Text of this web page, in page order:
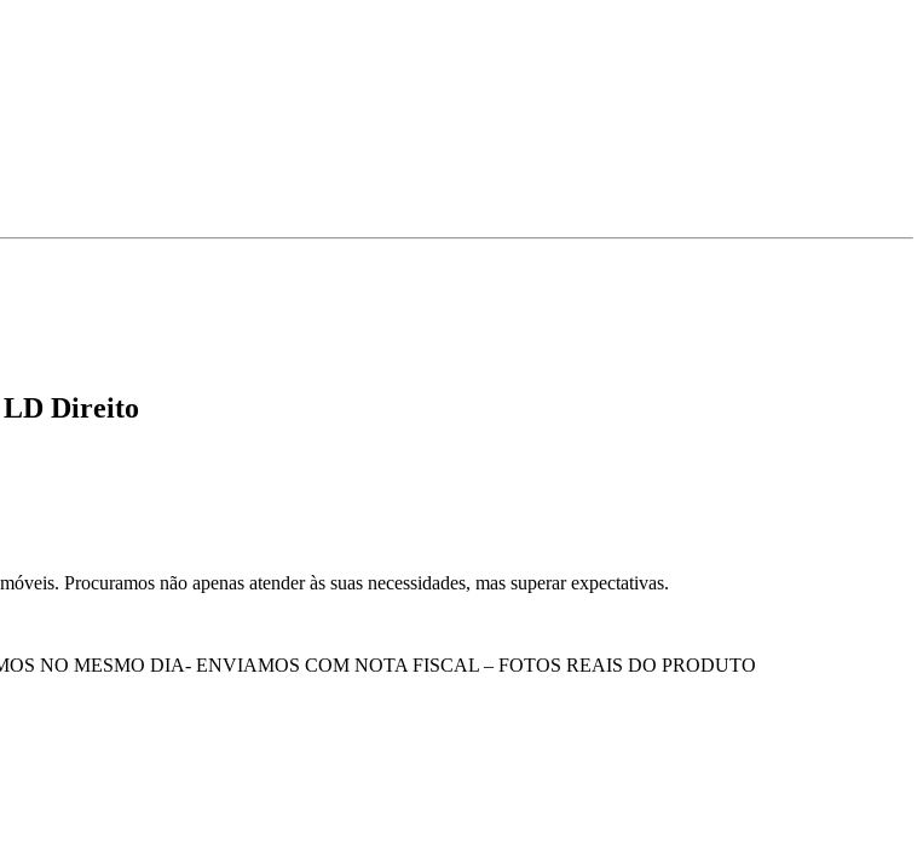
LD Direito
Procuramos não apenas atender às suas necessidades, mas superar expectativas.
NO MESMO DIA- ENVIAMOS COM NOTA FISCAL – FOTOS REAIS DO PRODUTO